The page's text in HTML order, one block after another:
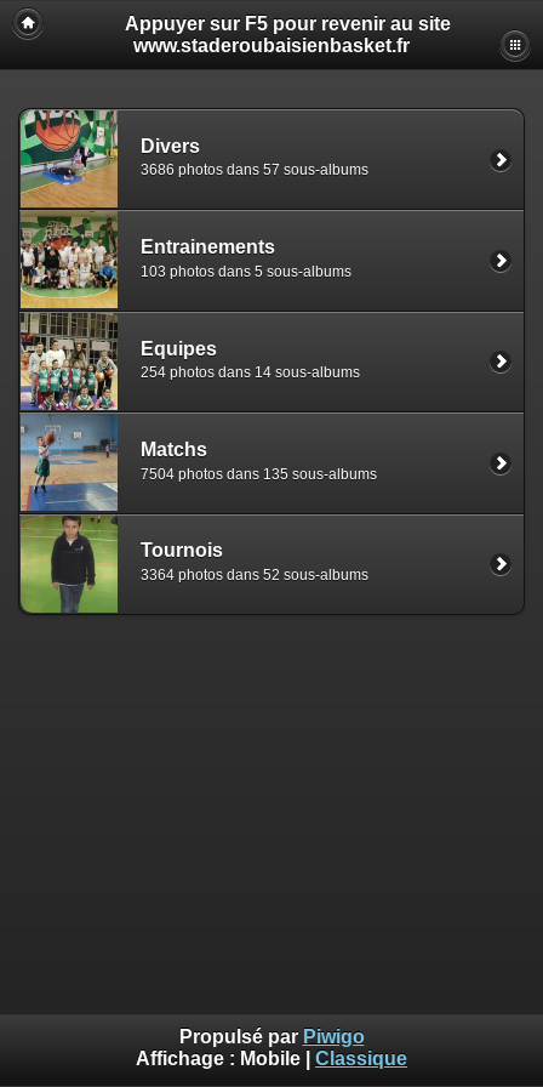
Appuyer sur F5 pour revenir au site
www.staderoubaisienbasket.fr
Divers
3686 photos dans 57 sous-albums
Entrainements
103 photos dans 5 sous-albums
Equipes
254 photos dans 14 sous-albums
Matchs
7504 photos dans 135 sous-albums
Tournois
3364 photos dans 52 sous-albums
Propulsé par Piwigo
Affichage : Mobile Classique